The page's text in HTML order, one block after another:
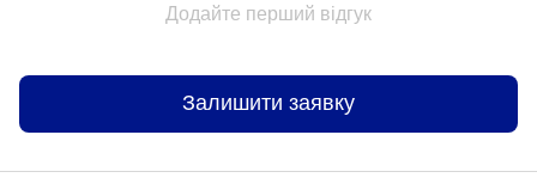
Додайте перший відгук
Залишити заявку